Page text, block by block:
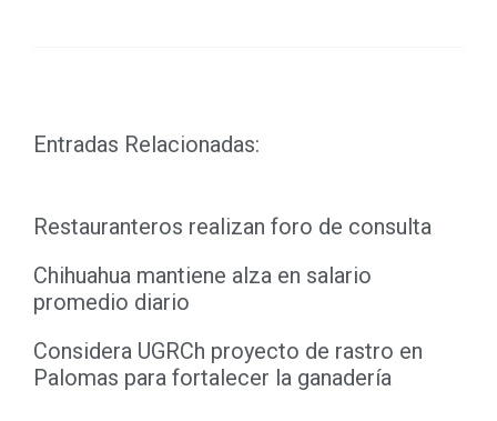
Entradas Relacionadas:
Restauranteros realizan foro de consulta
Chihuahua mantiene alza en salario
promedio diario
Considera UGRCh proyecto de rastro en
Palomas para fortalecer la ganadería